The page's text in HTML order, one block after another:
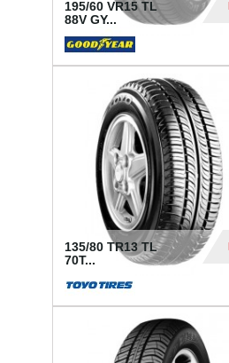
195/60 VR15 TL
88V GY...
135/80 TR13 TL
70T...